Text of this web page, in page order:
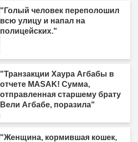
"Голый человек переполошил
всю улицу и напал на
полицейских."
"Транзакции Хаура Агбабы в
отчете MASAK! Сумма,
отправленная старшему брату
Вели Агбабе, поразила"
"Женщина, кормившая кошек,